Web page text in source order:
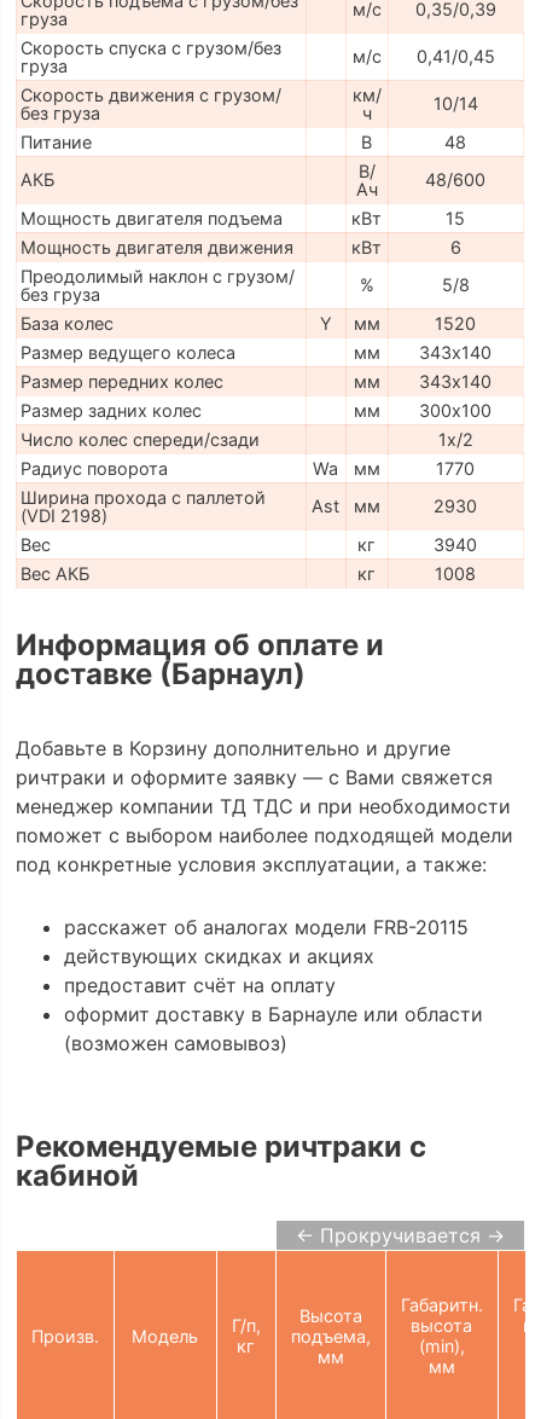
груза
м/с
0,35/0,39
Скорость спуска с грузом/без
груза
м/с
0,41/0,45
Скорость движения с грузом/
без груза
км/
ч
10/14
Питание
В
48
АКБ
В/
Ач
48/600
Мощность двигателя подъема
кВт
15
Мощность двигателя движения
кВт
6
Преодолимый наклон с грузом/
без груза
%
5/8
База колес
Y мм
1520
Размер ведущего колеса
мм
343х140
Размер передних колес
мм
343х140
Размер задних колес
мм
300х100
Число колес спереди/сзади
1х/2
Радиус поворота
Wa мм
1770
Ширина прохода с паллетой
(VDI 2198)
Ast мм
2930
Вес
кг
3940
Вес АКБ
кг 1008
Информация об оплате и
доставке (Барнаул)
Добавьте в Корзину дополнительно и другие
ричтраки и оформите заявку — с Вами свяжется
менеджер компании ТД ТДС и при необходимости
поможет с выбором наиболее подходящей модели
под конкретные условия эксплуатации, а также:
расскажет об аналогах модели FRB-20115
действующих скидках и акциях
предоставит счёт на оплату
оформит доставку в Барнауле или области
(возможен самовывоз)
Рекомендуемые ричтраки с
кабиной
← Прокручивается →
Произв. Модель
Г/п,
кг
Высота
подъема,
мм
Габаритн.
высота
(min),
мм